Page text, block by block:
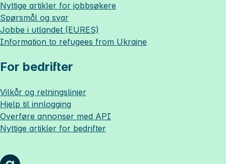
Nyttige artikler for jobbsøkere
Spørsmål og svar
Jobbe i utlandet (EURES)
Information to refugees from Ukraine
For bedrifter
Vilkår og retningslinjer
Hjelp til innlogging
Overføre annonser med API
Nyttige artikler for bedrifter